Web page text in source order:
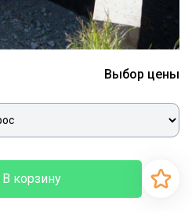
Выбор цены
В корзину